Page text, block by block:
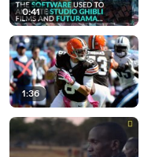
0:41
1:36